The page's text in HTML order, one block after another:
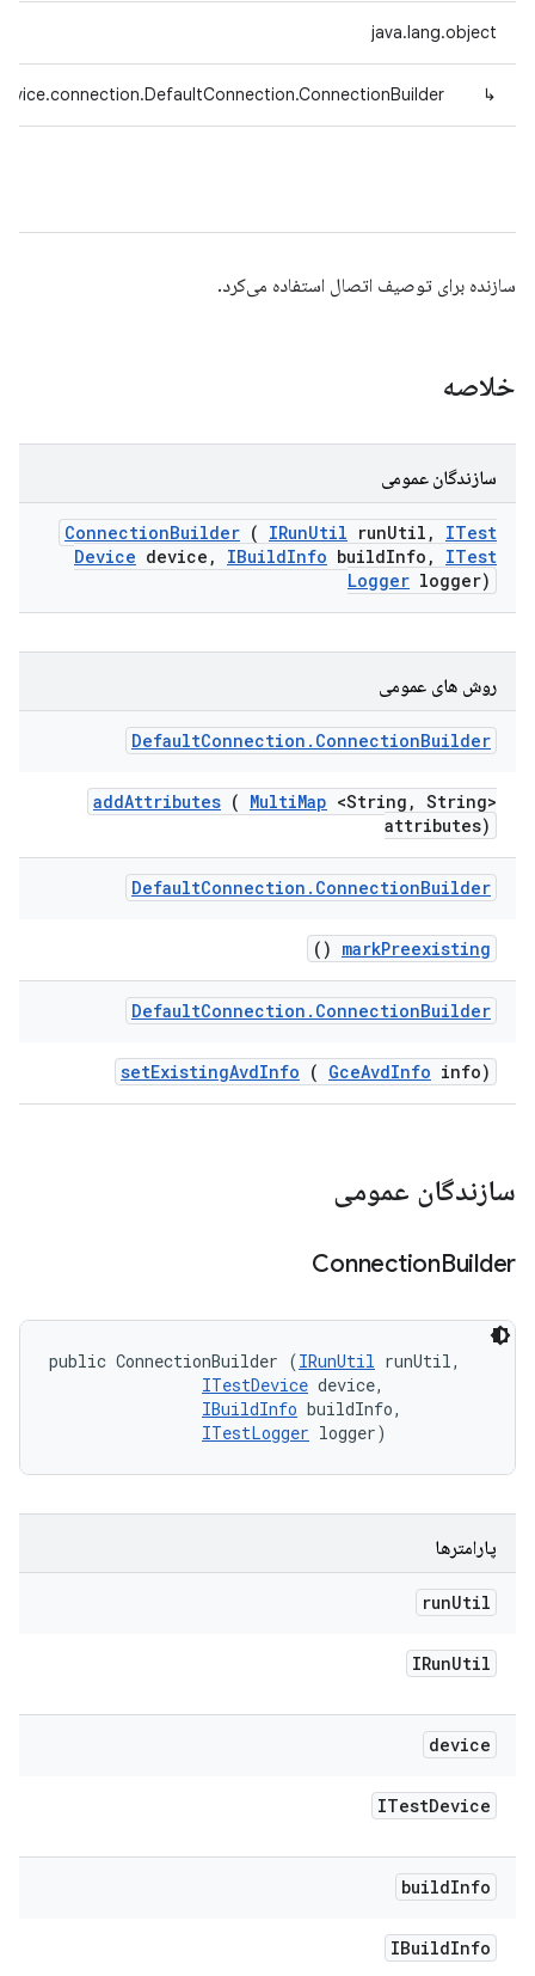
java.lang.object
↳
سازنده برای توصیف اتصال استفاده می‌کرد.
خلاصه
سازندگان عمومی
ConnectionBuilder ( IRunUtil runUtil ,
ITest
Device device , IBuildInfo buildInfo ,
ITest
Logger logger)
روش های عمومی
DefaultConnection . ConnectionBuilder
addAttributes ( MultiMap <String , String>
attributes)
DefaultConnection . ConnectionBuilder
markPreexisting
()
DefaultConnection . ConnectionBuilder
setExistingAvdInfo ( GceAvdInfo info)
سازندگان عمومی
ConnectionBuilder
public ConnectionBuilder (IRunUtil runUtil,
ITestDevice device,
IBuildInfo buildInfo,
ITestLogger logger)
پارامترها
runUtil
IRunUtil
device
ITestDevice
buildInfo
IBuildInfo